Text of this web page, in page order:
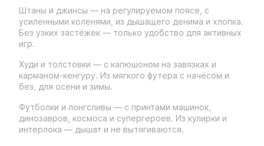
Штаны и джинсы — на регулируемом поясе, с
усиленными коленями, из дышащего денима и хлопка.
Без узких застёжек — только удобство для активных
игр.
Худи и толстовки — с капюшоном на завязках и
карманом-кенгуру. Из мягкого футера с начёсом и
без, для осени и зимы.
Футболки и лонгсливы — с принтами машинок,
динозавров, космоса и супергероев. Из кулирки и
интерлока — дышат и не вытягиваются.